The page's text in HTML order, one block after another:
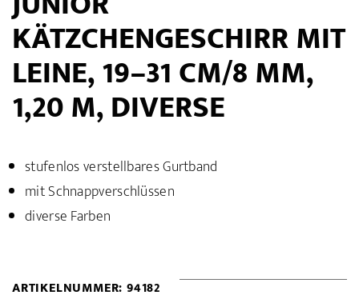
KÄTZCHENGESCHIRR MIT
LEINE, 19–31 CM/8 MM,
1,20 M, DIVERSE
stufenlos verstellbares Gurtband
mit Schnappverschlüssen
diverse Farben
ARTIKELNUMMER: 94182